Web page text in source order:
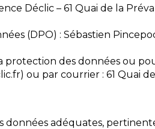
Déclic – 61 Quai de la
(DPO) : Sébastien
des données ou
ou par courrier : 61 Quai
adéquates,